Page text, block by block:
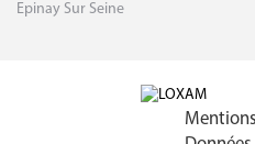
Epinay Sur Seine